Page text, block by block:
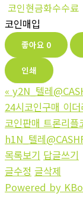
코인현금화수수료
코인매입
좋아요 0
인쇄
« y2N_텔레
24시코인구매 이
코인판매 트론리플
h1N_텔레
목록보기 답글쓰기
글수정 글삭제
Powered by